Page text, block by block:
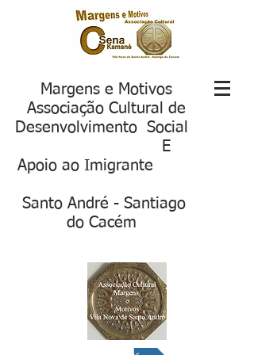
Margens e Motivos
Associação Cultural de
Desenvolvimento Social
E
Apoio ao Imigrante
Santo André - Santiago
do Cacém